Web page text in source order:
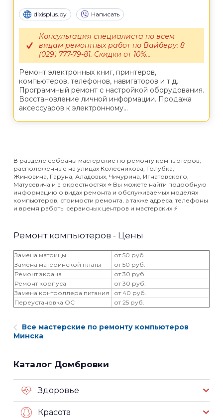
dixisplus.by Написать
Ремонт электронных книг, принтеров,
компьютеров, телефонов, навигаторов и т.д.
Программный ремонт с настройкой оборудования.
Восстановление личной информации. Продажа
аксессуаров к электронному...
Консультация специалиста по всем
видам ремонтных работ по Вайберу: 8
(029) 777-79-81. Скидки от 10%...
В разделе собраны мастерские по ремонту компьютеров,
расположенные на улицах Колесникова, Голубка,
Жиновича, Гаруна, Аладовых, Чичурина, Игнатовского,
Матусевича и в окрестностях ⭐️ Вы можете найти подробную
информацию о видах ремонта и обслуживаемых моделях
компьютеров, стоимости ремонта, а также адреса, телефоны
и время работы сервисных центров и мастерских ⚡️
Ремонт компьютеров - Цены
Замена матрицы
от 50 руб.
Замена материнской платы
от 50 руб.
Ремонт экрана
от 30 руб.
Ремонт корпуса
от 30 руб.
Замена контроллера питания
от 40 руб.
Переустановка ОС
от 25 руб.
Все мастерские по ремонту компьютеров
Минска
Каталог Домбровки
Здоровье
Красота